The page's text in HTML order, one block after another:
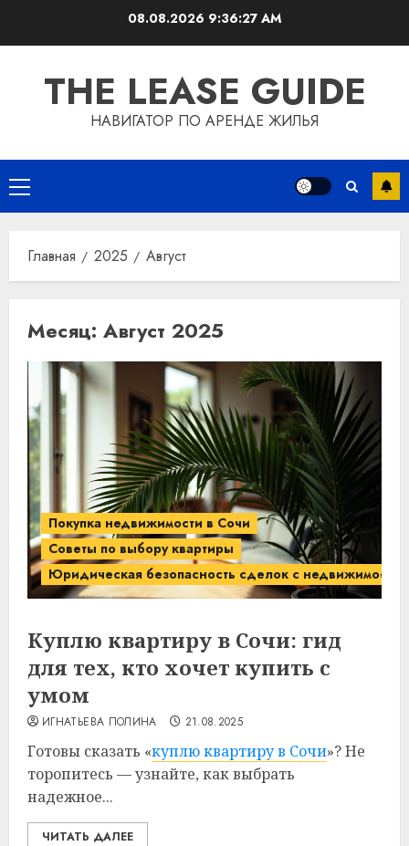
08.08.2026 9:36:27 AM
THE LEASE GUIDE
НАВИГАТОР ПО АРЕНДЕ ЖИЛЬЯ
Основное
меню
Главная 2025 Август
Месяц: Август 2025
Покупка недвижимости в Сочи
Советы по выбору квартиры
Юридическая безопасность сделок с
Куплю квартиру в Сочи: гид
для тех, кто хочет купить с
умом
ИГНАТЬЕВА ПОЛИНА 21.08.2025
Готовы сказать «куплю квартиру в Сочи»? Не
торопитесь — узнайте, как выбрать
надежное...
ЧИТАТЬ ДАЛЕЕ